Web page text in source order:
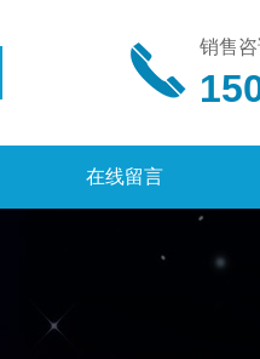
销售咨
在线留言